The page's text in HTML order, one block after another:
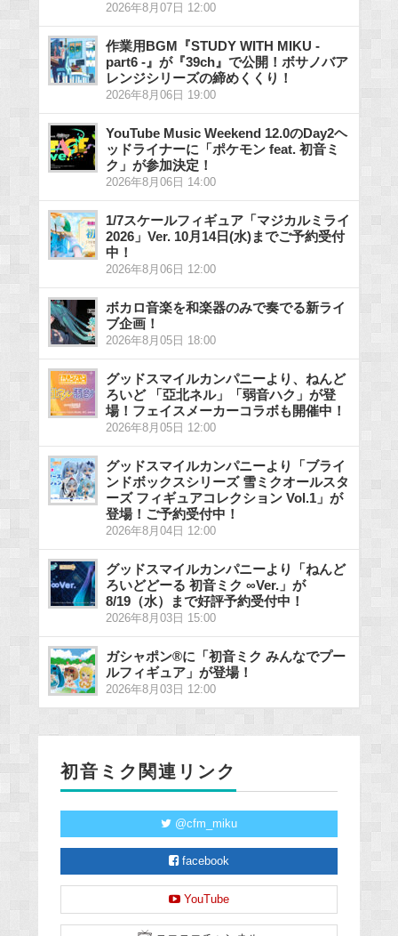
2026年8月07日 12:00
作業用BGM『STUDY WITH MIKU -
part6 -』が『39ch』で公開！ボサノバア
レンジシリーズの締めくくり！
2026年8月06日 19:00
YouTube Music Weekend 12.0のDay2ヘ
ッドライナーに「ポケモン feat. 初音ミ
ク」が参加決定！
2026年8月06日 14:00
1/7スケールフィギュア「マジカルミライ
2026」Ver. 10月14日(水)までご予約受付
中！
2026年8月06日 12:00
ボカロ音楽を和楽器のみで奏でる新ライ
ブ企画！
2026年8月05日 18:00
グッドスマイルカンパニーより、ねんど
ろいど 「亞北ネル」「弱音ハク」が登
場！フェイスメーカーコラボも開催中！
2026年8月05日 12:00
グッドスマイルカンパニーより「ブライ
ンドボックスシリーズ 雪ミクオールスタ
ーズ フィギュアコレクション Vol.1」が
登場！ご予約受付中！
2026年8月04日 12:00
グッドスマイルカンパニーより「ねんど
ろいどどーる 初音ミク ∞Ver.」が
8/19（水）まで好評予約受付中！
2026年8月03日 15:00
ガシャポン®に「初音ミク みんなでプー
ルフィギュア」が登場！
2026年8月03日 12:00
初音ミク関連リンク
@cfm_miku
facebook
YouTube